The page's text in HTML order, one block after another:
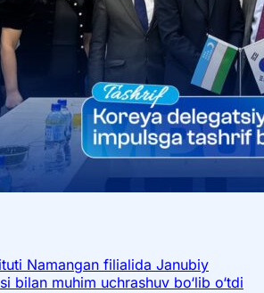
Namangan filialida Janubiy
bilan muhim uchrashuv bo‘lib o‘tdi